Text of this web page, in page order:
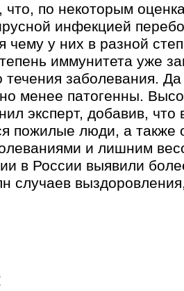
что, по некоторым
инфекцией
чему у них в разной
иммунитета уже
течения заболевания.
менее патогенны.
эксперт, добавив, что
пожилые люди, а
и лишним
в России выявили
случаев